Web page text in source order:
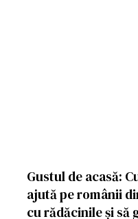
Gustul de acasă:
ajută pe românii
cu rădăcinile și să